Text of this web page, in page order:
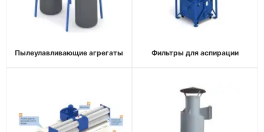
Пылеулавливающие агрегаты Фильтры для аспирации